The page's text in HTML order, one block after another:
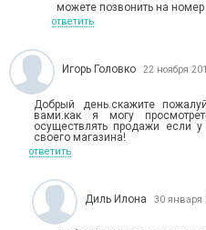
можете позвонить на
ответить
Игорь Головко 22 ноября
Добрый день.скажите
вами.как я могу
осуществлять продажи если
своего магазина!
ответить
Диль Илона 30 января